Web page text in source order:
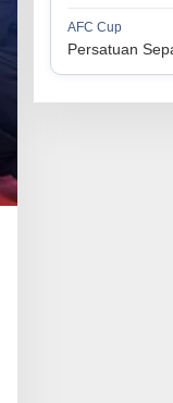
1
3
Persijap
4
1
AFC Cup